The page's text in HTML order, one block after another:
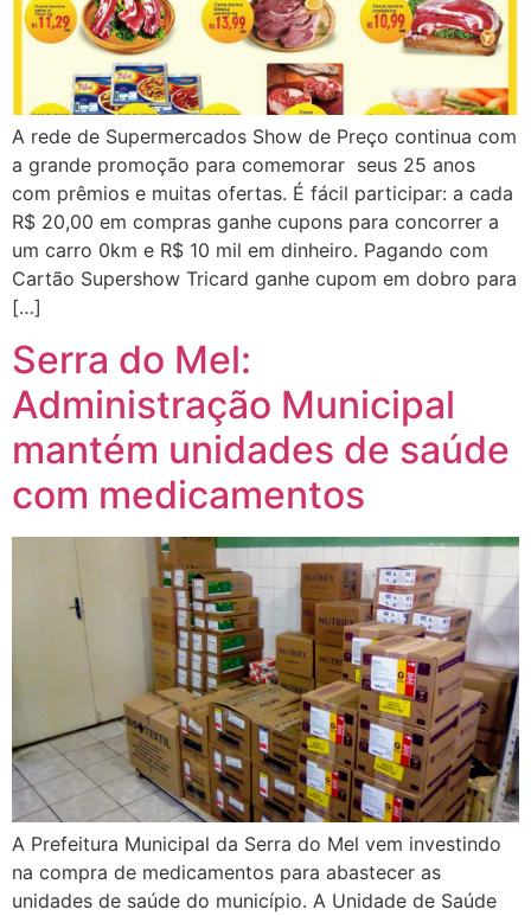
A rede de Supermercados Show de Preço continua com
a grande promoção para comemorar seus 25 anos
com prêmios e muitas ofertas. É fácil participar: a cada
R$ 20,00 em compras ganhe cupons para concorrer a
um carro 0km e R$ 10 mil em dinheiro. Pagando com
Cartão Supershow Tricard ganhe cupom em dobro para
[…]
Serra do Mel:
Administração Municipal
mantém unidades de saúde
com medicamentos
A Prefeitura Municipal da Serra do Mel vem investindo
na compra de medicamentos para abastecer as
unidades de saúde do município. A Unidade de Saúde